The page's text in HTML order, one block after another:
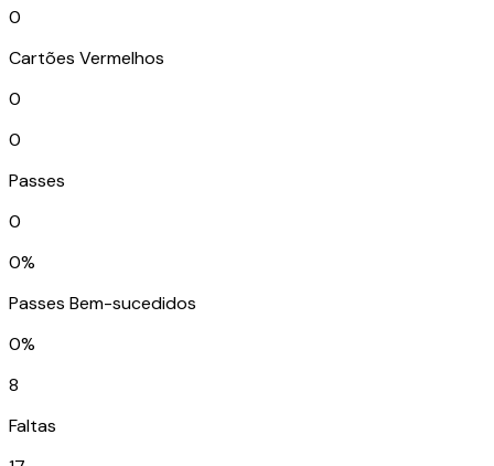
0
Cartões Vermelhos
0
0
Passes
0
0%
Passes Bem-sucedidos
0%
8
Faltas